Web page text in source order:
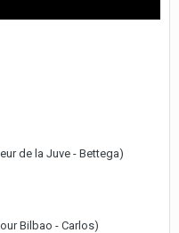
de la Juve - Bettega)
Bilbao - Carlos)